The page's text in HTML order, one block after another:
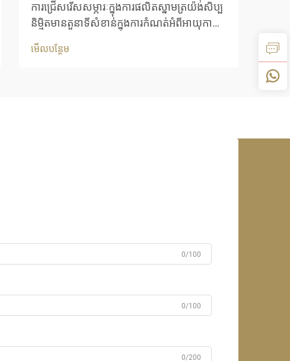
ការជ្រើសរើសសម្ភារៈក្នុងការផលិតស្នាមត្រយ៉ង់សិប្ប
និម្មិតមានតួនាទីសំខាន់ក្នុងការកំណត់អំពីអាយុកាល
ស្នាមត្រយ៉ង់សិប្បនិម្មិតទំនើបបានធ្វើឱ្យវិស័យ
មើលបន្ថែម
និងក
វិញន
ទេ
មើលប
0/100
0/100
0/200